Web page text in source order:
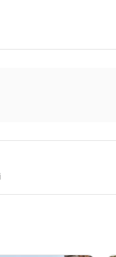
:Boy 1.88 cm / Göğüs 99